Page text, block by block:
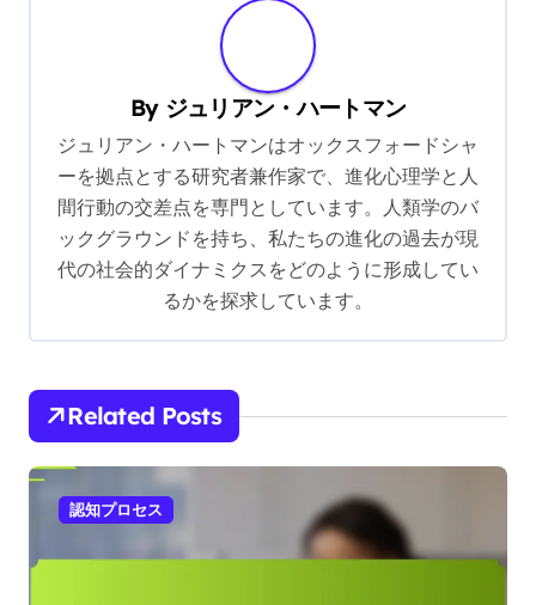
By ジュリアン・ハートマン
ジュリアン・ハートマンはオックスフォードシャ
ーを拠点とする研究者兼作家で、進化心理学と人
間行動の交差点を専門としています。人類学のバ
ックグラウンドを持ち、私たちの進化の過去が現
代の社会的ダイナミクスをどのように形成してい
るかを探求しています。
Related Posts
認知プロセス